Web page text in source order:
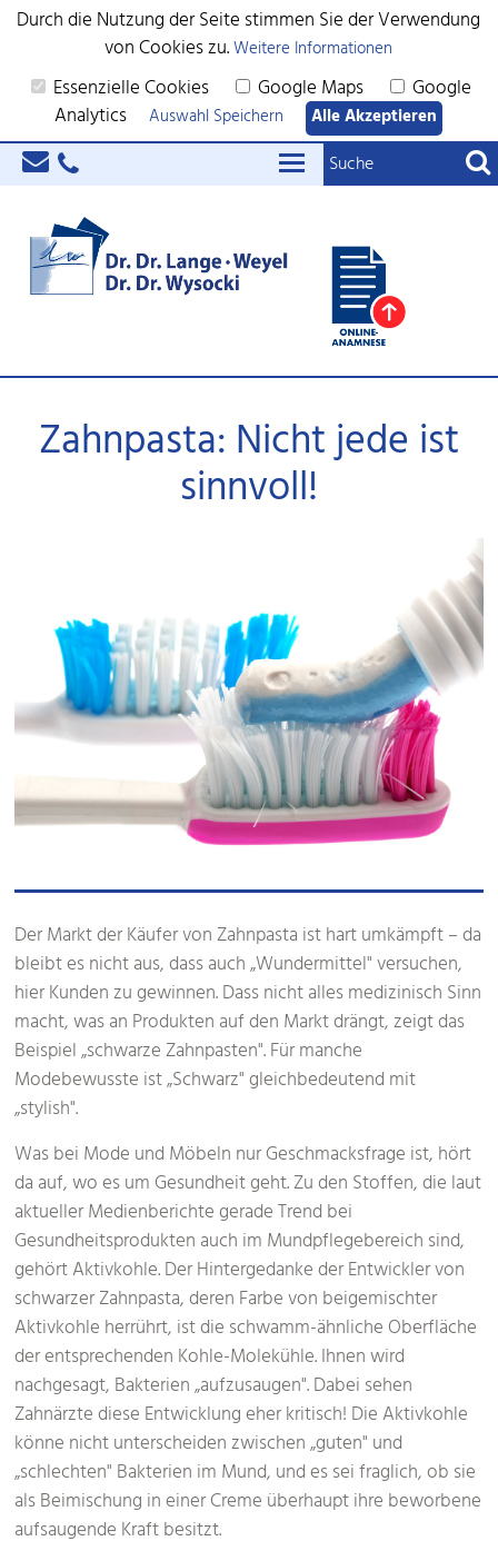
Durch die Nutzung der Seite stimmen Sie der Verwendung
von Cookies zu.Weitere Informationen
Essenzielle Cookies Google Maps Google
Analytics Auswahl Speichern Alle Akzeptieren
Zahnpasta: Nicht jede ist
sinnvoll!
Der Markt der Käufer von Zahnpasta ist hart umkämpft – da
bleibt es nicht aus, dass auch „Wundermittel" versuchen,
hier Kunden zu gewinnen. Dass nicht alles medizinisch Sinn
macht, was an Produkten auf den Markt drängt, zeigt das
Beispiel „schwarze Zahnpasten". Für manche
Modebewusste ist „Schwarz" gleichbedeutend mit
„stylish".
Was bei Mode und Möbeln nur Geschmacksfrage ist, hört
da auf, wo es um Gesundheit geht. Zu den Stoffen, die laut
aktueller Medienberichte gerade Trend bei
Gesundheitsprodukten auch im Mundpflegebereich sind,
gehört Aktivkohle. Der Hintergedanke der Entwickler von
schwarzer Zahnpasta, deren Farbe von beigemischter
Aktivkohle herrührt, ist die schwamm-ähnliche Oberfläche
der entsprechenden Kohle-Molekühle. Ihnen wird
nachgesagt, Bakterien „aufzusaugen". Dabei sehen
Zahnärzte diese Entwicklung eher kritisch! Die Aktivkohle
könne nicht unterscheiden zwischen „guten" und
„schlechten" Bakterien im Mund, und es sei fraglich, ob sie
als Beimischung in einer Creme überhaupt ihre beworbene
aufsaugende Kraft besitzt.